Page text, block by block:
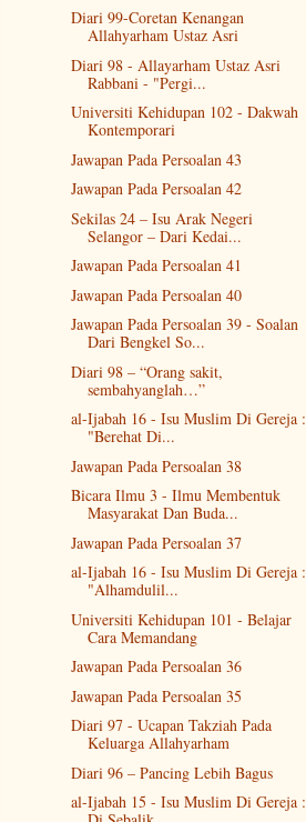
Diari 99-Coretan Kenangan
Allahyarham Ustaz Asri
Diari 98 - Allayarham Ustaz Asri
Rabbani - "Pergi...
Universiti Kehidupan 102 - Dakwah
Kontemporari
Jawapan Pada Persoalan 43
Jawapan Pada Persoalan 42
Sekilas 24 – Isu Arak Negeri
Selangor – Dari Kedai...
Jawapan Pada Persoalan 41
Jawapan Pada Persoalan 40
Jawapan Pada Persoalan 39 - Soalan
Dari Bengkel So...
Diari 98 – “Orang sakit,
sembahyanglah…”
al-Ijabah 16 - Isu Muslim Di Gereja :
"Berehat Di...
Jawapan Pada Persoalan 38
Bicara Ilmu 3 - Ilmu Membentuk
Masyarakat Dan Buda...
Jawapan Pada Persoalan 37
al-Ijabah 16 - Isu Muslim Di Gereja :
"Alhamdulil...
Universiti Kehidupan 101 - Belajar
Cara Memandang
Jawapan Pada Persoalan 36
Jawapan Pada Persoalan 35
Diari 97 - Ucapan Takziah Pada
Keluarga Allahyarham
Diari 96 – Pancing Lebih Bagus
al-Ijabah 15 - Isu Muslim Di Gereja :